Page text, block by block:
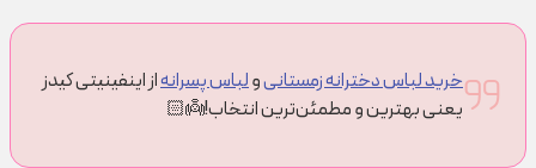
خرید لباس دخترانه زمستانیولباس پسرانهاز اینفینیتی کیدز
یعنی بهترین و مطمئن‌ترین انتخاب!👼🏻